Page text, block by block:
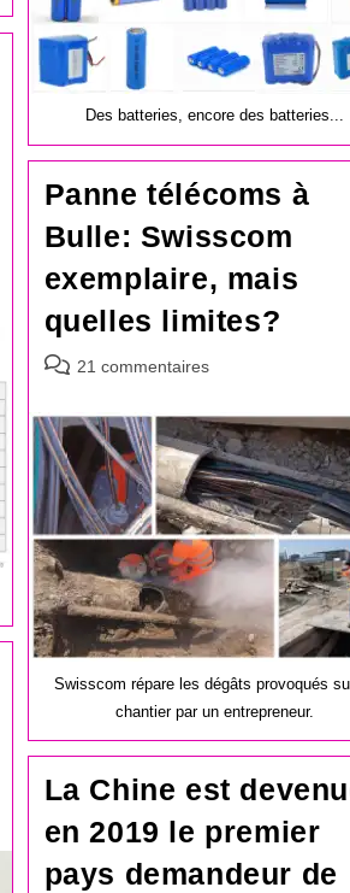
Des batteries, encore des batteries...
Panne télécoms à
Bulle: Swisscom
exemplaire, mais
quelles limites?
Commentaires
la
publication :
21 commentaires
Swisscom répare les dégâts provoqués
chantier par un entrepreneur.
La Chine est
en 2019 le premier
pays demandeur de